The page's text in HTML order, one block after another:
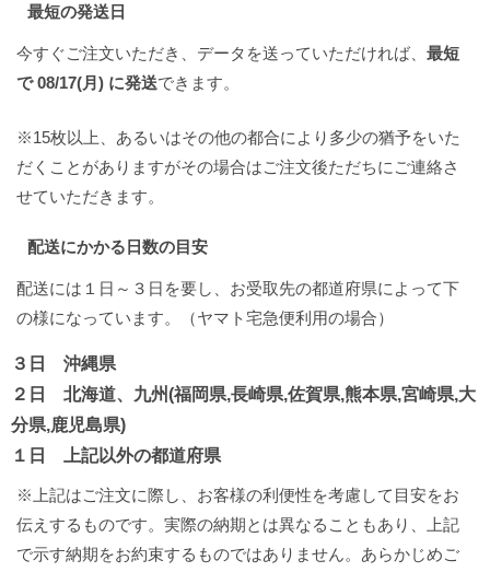
最短の発送日
今すぐご注文いただき、データを送っていただければ、 最短
で 08/17(月) に発送できます。
※15枚以上、あるいはその他の都合により多少の猶予をいた
だくことがありますがその場合はご注文後ただちにご連絡さ
せていただきます。
配送にかかる日数の目安
配送には１日～３日を要し、お受取先の都道府県によって下
の様になっています。（ヤマト宅急便利用の場合）
３日 沖縄県
２日 北海道、九州(福岡県,長崎県,佐賀県,熊本県,宮崎県,大
分県,鹿児島県)
１日 上記以外の都道府県
※上記はご注文に際し、お客様の利便性を考慮して目安をお
伝えするものです。実際の納期とは異なることもあり、上記
で示す納期をお約束するものではありません。あらかじめご